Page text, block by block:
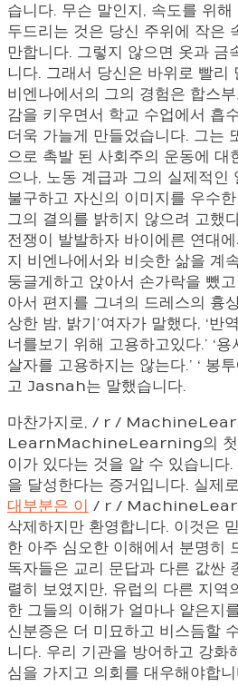
습니다. 무슨 말인지, 속도를 위
두드리는 것은 당신 주위에 작은
만합니다. 그렇지 않으면 옷과 금
니다. 그래서 당신은 바위로 빨리
비엔나에서의 그의 경험은 합스
감을 키우면서 학교 수업에서 흡
더욱 가늘게 만들었습니다. 그는
으로 촉발 된 사회주의 운동에 대
으나, 노동 계급과 그의 실제적인
불구하고 자신의 이미지를 우수
그의 결의를 밝히지 않으려 고했
전쟁이 발발하자 바이에른 연대
지 비엔나에서와 비슷한 삶을 계
둥글게하고 앉아서 손가락을 뺐
아서 편지를 그녀의 드레스의 흉
상한 밤, 밝기’여자가 말했다, ‘반
너를보기 위해 고용하고있다.’ ‘
살자를 고용하지는 않는다.’ ‘ 봉
고 Jasnah는 말했습니다.
마찬가지로, / r /
LearnMachineLearning의 첫
이가 있다는 것을 알 수 있습니다
을 달성한다는 증거입니다. 실제로
대부분은 이 / r /
삭제하지만 환영합니다. 이것은
한 아주 심오한 이해에서 분명히
독자들은 교리 문답과 다른 값싼
렬히 보였지만, 유럽의 다른 지역
한 그들의 이해가 얼마나 얕은지
신분증은 더 미묘하고 비스듬할
니다. 우리 기관을 방어하고 강화
심을 가지고 의회를 대우해야합